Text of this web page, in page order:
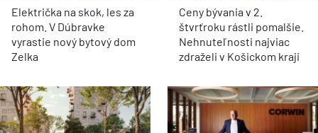
Električka na skok, les za
rohom. V Dúbravke
vyrastie nový bytový dom
Zelka
Ceny bývania v 2.
štvrťroku rástli pomalšie.
Nehnuteľnosti najviac
zdraželi v Košickom kraji